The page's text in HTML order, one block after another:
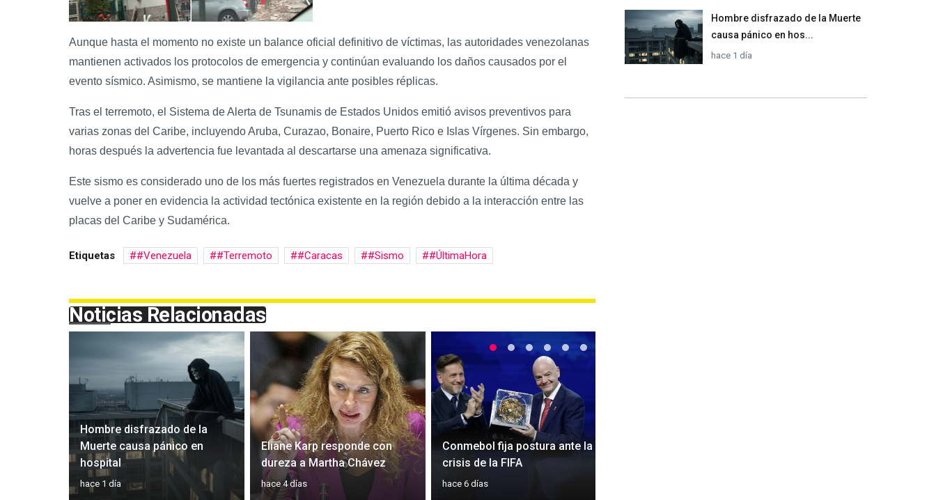
Aunque hasta el momento no existe un balance oficial definitivo de víctimas, las autoridades venezolanas
mantienen activados los protocolos de emergencia y continúan evaluando los daños causados por el
evento sísmico. Asimismo, se mantiene la vigilancia ante posibles réplicas.
Tras el terremoto, el Sistema de Alerta de Tsunamis de Estados Unidos emitió avisos preventivos para
varias zonas del Caribe, incluyendo Aruba, Curazao, Bonaire, Puerto Rico e Islas Vírgenes. Sin embargo,
horas después la advertencia fue levantada al descartarse una amenaza significativa.
Este sismo es considerado uno de los más fuertes registrados en Venezuela durante la última década y
vuelve a poner en evidencia la actividad tectónica existente en la región debido a la interacción entre las
placas del Caribe y Sudamérica.
Etiquetas #Venezuela #Terremoto #Caracas #Sismo #ÚltimaHora
Noticias Relacionadas
Hombre disfrazado de la
Muerte causa pánico en
hospital
hace 1 día
Eliane Karp responde con
dureza a Martha Chávez
hace 4 días
Conmebol fija postura ante la
crisis de la FIFA
hace 6 días
Hombre disfrazado de la Muerte
causa pánico en hos...
hace 1 día